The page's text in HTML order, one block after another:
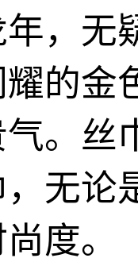
，无
的金
。丝
无论
度。